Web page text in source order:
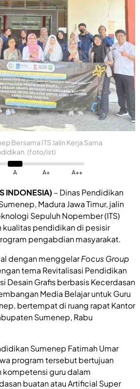
Bersama ITS Jalin Kerja Sama
(foto/ist)
A A+ A++
INDONESIA) – Dinas Pendidikan
Madura Jawa Timur, jalin
Sepuluh Nopember (ITS)
kualitas pendidikan di pesisir
pengabdian masyarakat.
dengan menggelarFocus Group
tema Revitalisasi Pendidikan
Desain Grafis berbasis Kecerdasan
Media Belajar untuk Guru
bertempat di ruang rapat Kantor
Sumenep, Rabu
Sumenep Fatimah Umar
program tersebut bertujuan
kompetensi guru dalam
buatan atau Artificial Super